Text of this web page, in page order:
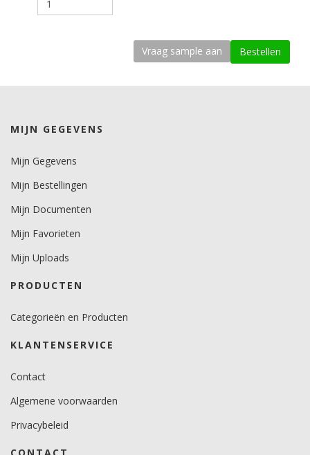
85-100 mu.
Maximale krimp (mm)
10.
Temperatuurbereik (°C)
-40 tot +90.
Levensduurverwachting
MIJN GEGEVENS
Mijn Gegevens
Mijn Bestellingen
Mijn Documenten
Mijn Favorieten
Mijn Uploads
PRODUCTEN
Categorieën en Producten
KLANTENSERVICE
Contact
Algemene voorwaarden
Privacybeleid